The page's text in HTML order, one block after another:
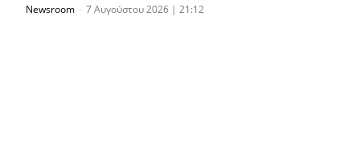
Newsroom - 7 Αυγούστου 2026 | 21:12